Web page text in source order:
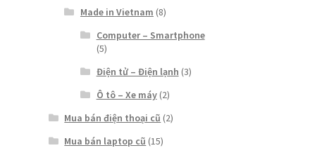
Made in Vietnam (8)
Computer – Smartphone
(5)
Điện tử – Điện lạnh (3)
Ô tô – Xe máy(2)
Mua bán điện thoại cũ (2)
Mua bán laptop cũ (15)